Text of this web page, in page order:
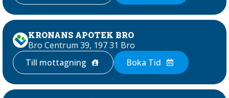
KRONANS APOTEK BRO
Bro Centrum 39, 197 31 Bro
Till mottagning
Boka Tid